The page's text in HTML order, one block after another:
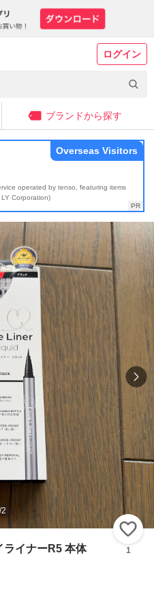
ログイン
ブランドから探す
operated by tenso, featuring items
Corporation)
Overseas Visitors
/2
ライナーR5 本体
1